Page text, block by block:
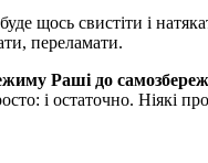
щось свистіти і
переламати.
Раші до
і остаточно. Ніякі